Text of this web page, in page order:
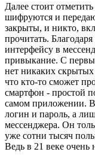
Далее стоит
шифруются и
закрыты, и никто,
прочитать.
интерфейсу в
привыкание. С
нет никаких
что кто-то сможет
смартфон - простой
самом приложении.
логин и пароль, а
мессенджера. Он
уже сотни тысяч
Ведь в 21 веке очень